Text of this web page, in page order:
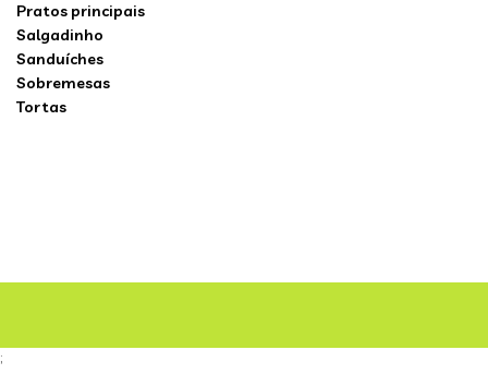
Pratos principais
Salgadinho
Sanduíches
Sobremesas
Tortas
;